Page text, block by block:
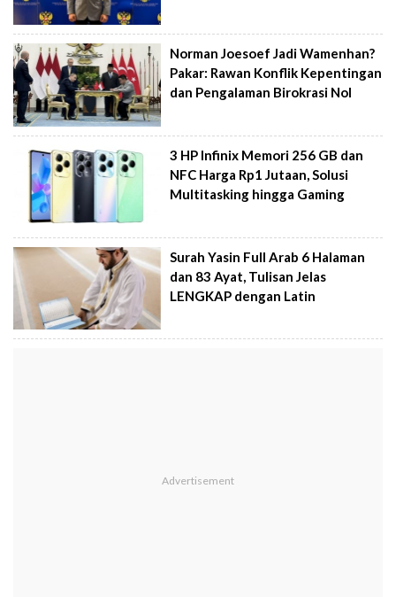
Norman Joesoef Jadi Wamenhan?
Pakar: Rawan Konflik Kepentingan
dan Pengalaman Birokrasi Nol
3 HP Infinix Memori 256 GB dan
NFC Harga Rp1 Jutaan, Solusi
Multitasking hingga Gaming
Surah Yasin Full Arab 6 Halaman
dan 83 Ayat, Tulisan Jelas
LENGKAP dengan Latin